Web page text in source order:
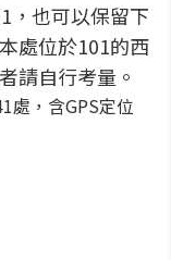
，也可以保留下
處位於101的西
請自行考量。
處，含GPS定位